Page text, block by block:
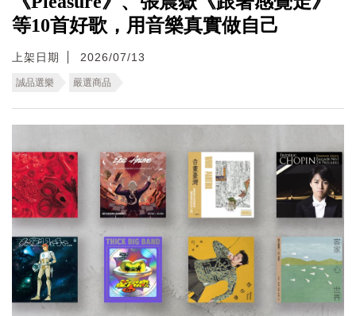
等10首好歌，用音樂真實做自己
上架日期 2026/07/13
誠品選樂 嚴選商品